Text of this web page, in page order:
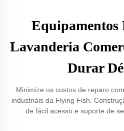
Equipamentos
Lavanderia
Durar
Minimize os custos de reparo
industriais da Flying Fish.
de fácil acesso e suporte de